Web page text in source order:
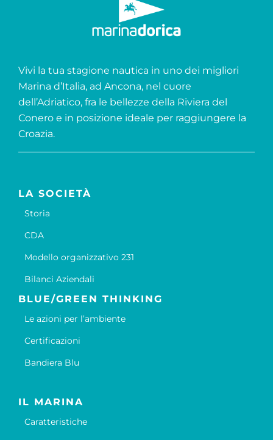
Vivi la tua stagione nautica in uno dei migliori
Marina d’Italia, ad Ancona, nel cuore
dell’Adriatico, fra le bellezze della Riviera del
Conero e in posizione ideale per raggiungere la
Croazia.
LA SOCIETÀ
Storia
CDA
Modello organizzativo 231
Bilanci Aziendali
BLUE/GREEN THINKING
Le azioni per l’ambiente
Certificazioni
Bandiera Blu
IL MARINA
Caratteristiche